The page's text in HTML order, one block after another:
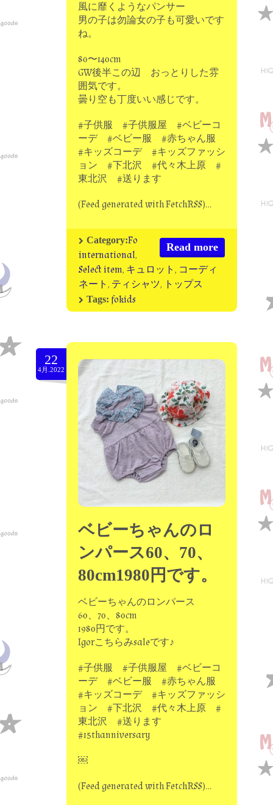
風に靡くようなパンサー
男の子は勿論女の子も可愛いです
ね。
80〜140cm
GW後半この辺 おっとりした雰
囲気です。
曇り空も丁度いい感じです。
#子供服 #子供服屋 #ベビーコ
ーデ #ベビー服 #赤ちゃん服
#キッズコーデ #キッズファッシ
ョン #下北沢 #代々木上原 #
東北沢 #送ります
(Feed generated with FetchRSS)…
Read more
Category:Fo
international,
Select item, キュロット, コーディ
ネート, ティシャツ, トップス
Tags: fokids
22
4月.2022
ベビーちゃんのロ
ンパース60、70、
80cm1980円です。
ベビーちゃんのロンパース
60、70、80cm
1980円です。
Igorこちらみsaleです♪
#子供服 #子供服屋 #ベビーコ
ーデ #ベビー服 #赤ちゃん服
#キッズコーデ #キッズファッシ
ョン #下北沢 #代々木上原 #
東北沢 #送ります
#15thanniversary
￼
(Feed generated with FetchRSS)…